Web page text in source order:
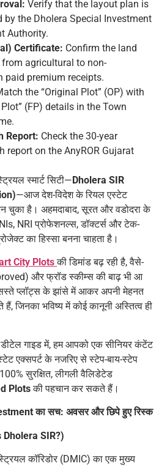
Verify that the layout plan is
the Dholera Special Investment
Authority.
Certificate: Confirm the land
from agricultural to non-
paid premium receipts.
the “Original Plot” (OP) with
(FP) details in the Town
Report: Check the 30-year
report on the AnyROR Gujarat
स्मार्ट सिटी—Dholera SIR
—आज देश-विदेश के रियल एस्टेट
चुका है। अहमदाबाद, सूरत और वडोदरा के
NRI प्रोफेशनल्स, डॉक्टर्स और टेक-
का हिस्सा बनना चाहता है।
City Plots की डिमांड बढ़ रही है, वैसे-
और फ्रॉड स्कीम्स की बाढ़ भी आ
प्लॉट्स के झांसे में आकर अपनी मेहनत
जिनका भविष्य में कोई कानूनी अस्तित्व ही
गाइड में, हम आपको एक सीनियर कंटेंट
एक्सपर्ट के नजरिए से स्टेप-बाय-स्टेप
सुरक्षित, लीगली वैलिडेटेड
Plotsकी पहचान कर सकते हैं।
का सच: अवसर और छिपे हुए रिस्क
Dholera SIR?)
कॉरिडोर (DMIC) का एक मुख्य